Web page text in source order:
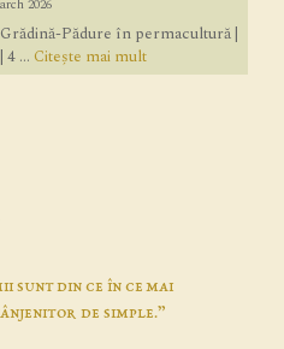
2026
Pădure în permacultură |
... Citește mai mult
sunt din ce în ce mai
de simple.”